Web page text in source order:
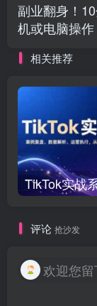
副业翻身！
机或电脑操
益渠道变现
相关推荐
评论 抢沙发
欢迎您留